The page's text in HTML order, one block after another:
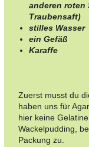
anderen roten
Traubensaft)
stilles Wasser
ein Gefäß
Karaffe
Zuerst musst du
haben uns für
hier keine
Wackelpudding,
Packung zu.